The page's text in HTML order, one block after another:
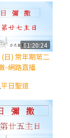
內化
期避靜】—耶穌
努爾」
期避靜】—耶穌
」
期避靜】—「馬
01:20:24
日) 常年期第二
-網路直播
平日聖道